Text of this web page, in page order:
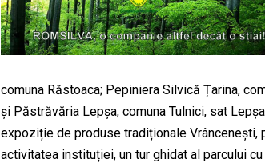
comuna Răstoaca; Pepiniera Silvică Țarina,
și Păstrăvăria Lepșa, comuna Tulnici, sat
expoziție de produse tradiționale
activitatea instituției, un tur ghidat al parcului